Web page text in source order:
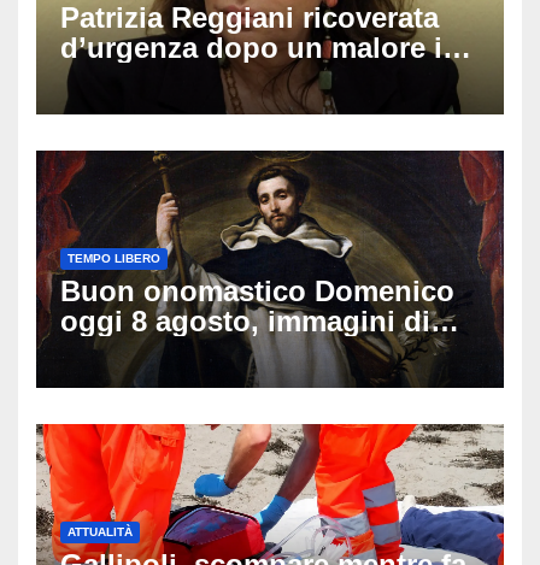
Patrizia Reggiani ricoverata
d’urgenza dopo un malore in
vacanza: come sta oggi l’ex
Lady Gucci
TEMPO LIBERO
Buon onomastico Domenico
oggi 8 agosto, immagini di
auguri da condividere
ATTUALITÀ